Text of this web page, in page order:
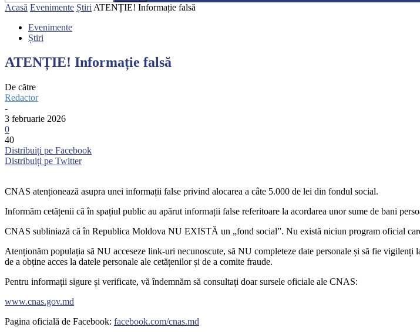
Acasă Evenimente Știri ATENȚIE! Informație falsă
Evenimente
Știri
ATENȚIE! Informație falsă
De către
Redactor
-
3 februarie 2026
0
40
Distribuiți pe Facebook
Distribuiți pe Twitter
CNAS atenționează asupra unei informații false privind alocarea a câte 5.000 de lei din fondul social.
Informăm cetățenii că în spațiul public au apărut informații false referitoare la acordarea unor sume de bani
CNAS subliniază că în Republica Moldova NU EXISTĂ un „fond social”. Nu există niciun program oficial
Atenționăm populația să NU acceseze link-uri necunoscute, să NU completeze date personale și să fie
de a obține acces la datele personale ale cetățenilor și de a comite fraude.
Pentru informații sigure și verificate, vă îndemnăm să consultați doar sursele oficiale ale CNAS:
www.cnas.gov.md
Pagina oficială de Facebook: facebook.com/cnas.md